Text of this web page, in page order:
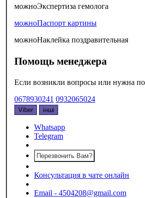
можноЭкспертиза гемолога
можноПаспорт картины
можноНаклейка поздравительная
Помощь менеджера
Если возникли вопросы или нужна
0678930241 0932065024
Viber інші
Whatsapp
Telegram
Перезвонить Вам?
Консультация в чате онлайн
Email - 4504208@gmail.com